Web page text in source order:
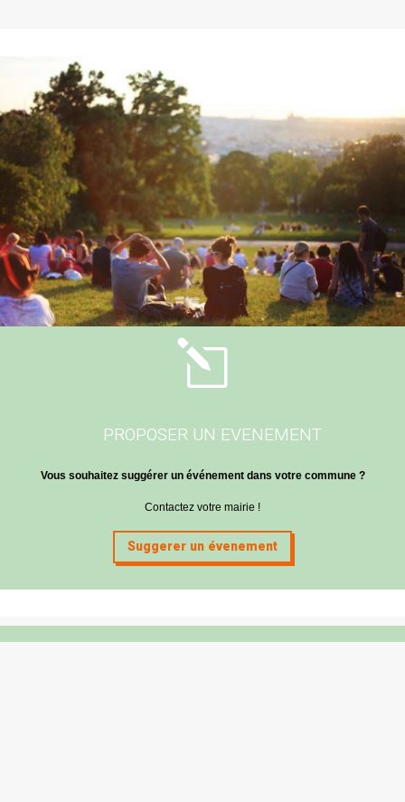
l
PROPOSER UN EVENEMENT
Vous souhaitez suggérer un événement dans votre commune ?
Contactez votre mairie !
Suggerer un évenement